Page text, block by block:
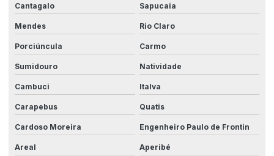
Linha automatizada
Máquina automatizada
Máquinas para aumento de eficiência
Máquinas de automação customizadas
Máquinas especiais para indústria
Cantagalo Sapucaia
Mendes Rio Claro
Porciúncula Carmo
Sumidouro Natividade
Cambuci Italva
Carapebus Quatis
Cardoso Moreira Engenheiro Paulo de Frontin
Areal Aperibé